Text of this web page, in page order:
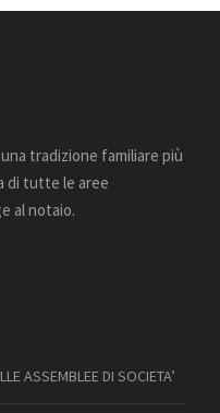
tradizione familiare più
di tutte le aree
al notaio.
ASSEMBLEE DI SOCIETA’